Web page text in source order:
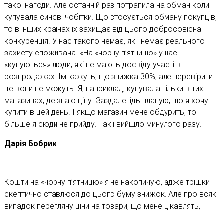
такої нагоди. Але останній раз потрапила на обман коли
купувала синові чобітки. Що стосується обману покупців,
то в інших країнах їх захищає від цього добросовісна
конкуренція. У нас такого немає, як і немає реального
захисту споживача. «На «чорну п’ятницю» у нас
«купуються» люди, які не мають досвіду участі в
розпродажах. Їм кажуть, що знижка 30%, але перевірити
це вони не можуть. Я, наприклад, купувала тільки в тих
магазинах, де знаю ціну. Заздалегідь планую, що я хочу
купити в цей день. І якщо магазин мене обдурить, то
більше я сюди не прийду. Так і вийшло минулого разу.
Дарія Бобрик
Кошти на «чорну п’ятницю» я не накопичую, адже трішки
скептично ставлюся до цього буму знижок. Але про всяк
випадок перегляну ціни на товари, що мене цікавлять, і